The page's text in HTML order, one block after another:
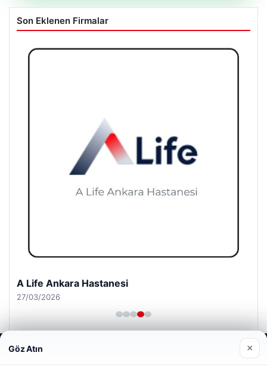
Son Eklenen Firmalar
27/03/2026
Web sitemizi nasıl kullandığınızı daha iyi anlayabilmek,
deneyiminizi kişiselleştirmek ve geliştirmek amacıyla çerezler
Göz Atın ×